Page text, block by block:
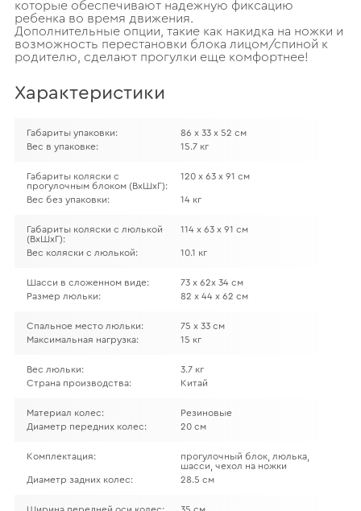
которые обеспечивают надежную фиксацию
ребенка во время движения.
Дополнительные опции, такие как накидка на ножки и
возможность перестановки блока лицом/спиной к
родителю, сделают прогулки еще комфортнее!
Характеристики
Габариты упаковки:
86 х 33 х 52 см
Вес в упаковке:
15.7 кг
Габариты коляски с
прогулочным блоком (ВхШхГ):
120 х 63 х 91 см
Вес без упаковки: 14 кг
Габариты коляски с люлькой
(ВхШхГ):
114 х 63 х 91 см
Вес коляски с люлькой: 10.1 кг
Шасси в сложенном виде:
73 х 62х 34 см
Размер люльки:
82 х 44 х 62 см
Спальное место люльки:
75 х 33 см
Максимальная нагрузка:
15 кг
Вес люльки:
3.7 кг
Страна производства:
Китай
Материал колес:
Резиновые
Диаметр передних колес:
20 см
Комплектация:
прогулочный блок, люлька,
шасси, чехол на ножки
Диаметр задних колес:
28.5 см